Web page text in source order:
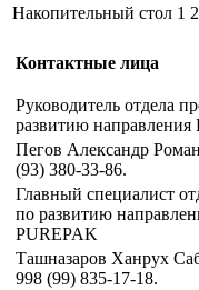
Накопительный стол 1
Контактные лица
Руководитель отдела
развитию направления
Пегов Александр
(93) 380-33-86.
Главный специалист
по развитию
PUREPAK
Ташназаров Ханрух
998 (99) 835-17-18.